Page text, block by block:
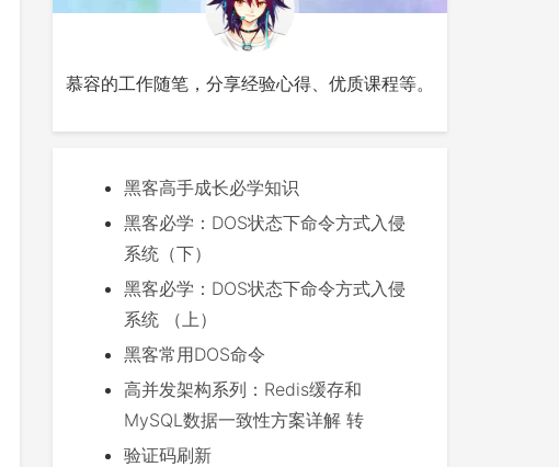
慕容的工作随笔，分享经验心得、优质课程等。
黑客高手成长必学知识
黑客必学：DOS状态下命令方式入侵
系统（下）
黑客必学：DOS状态下命令方式入侵
系统 （上）
黑客常用DOS命令
高并发架构系列：Redis缓存和
MySQL数据一致性方案详解 转
验证码刷新